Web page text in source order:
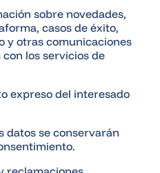
sobre novedades,
casos de éxito,
y otras comunicaciones
los servicios de
expreso del interesado
datos se conservarán